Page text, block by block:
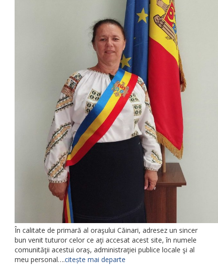
În calitate de primară al oraşului Căinari, adresez un sincer
bun venit tuturor celor ce aţi accesat acest site, în numele
comunităţii acestui oraş, administraţiei publice locale şi al
meu personal….citește mai departe